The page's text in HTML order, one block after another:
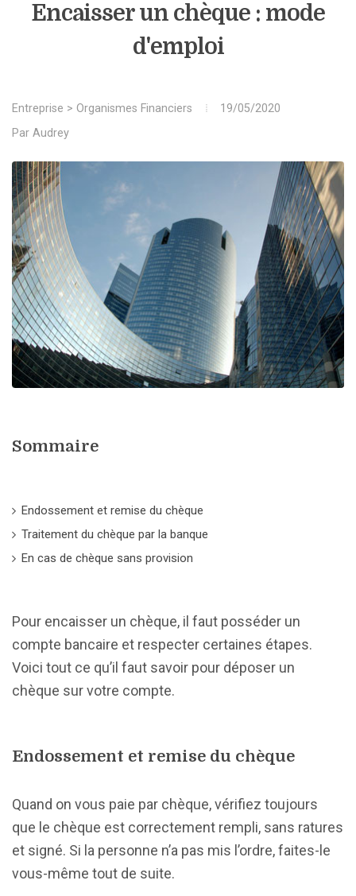
Encaisser un chèque : mode
d'emploi
Entreprise > Organismes Financiers
19/05/2020
Par Audrey
Sommaire
Endossement et remise du chèque
Traitement du chèque par la banque
En cas de chèque sans provision
Pour encaisser un chèque, il faut posséder un
compte bancaire et respecter certaines étapes.
Voici tout ce qu’il faut savoir pour déposer un
chèque sur votre compte.
Endossement et remise du chèque
Quand on vous paie par chèque, vérifiez toujours
que le chèque est correctement rempli, sans ratures
et signé. Si la personne n’a pas mis l’ordre, faites-le
vous-même tout de suite.